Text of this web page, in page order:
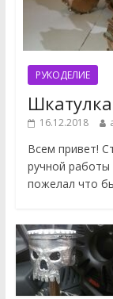
РУКОДЕЛИЕ
16.12.2018
Всем привет!
ручной
пожелал что